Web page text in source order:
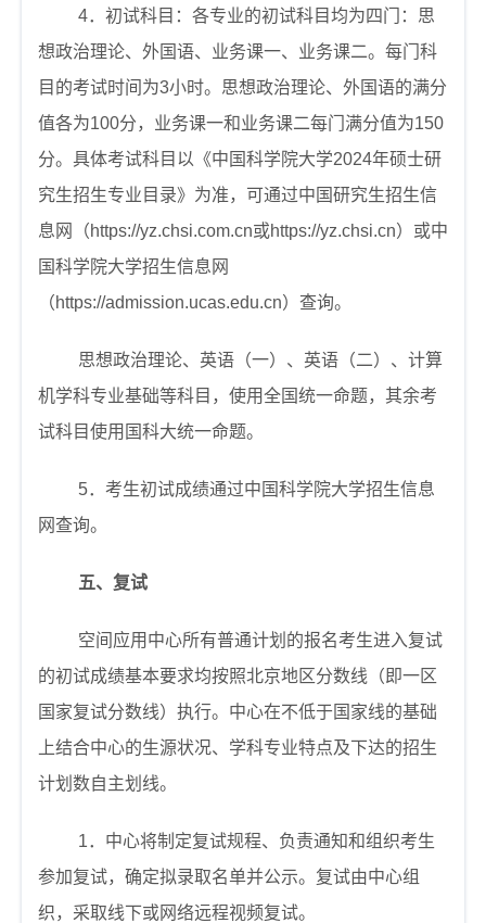
4．初试科目：各专业的初试科目均为四门：思
想政治理论、外国语、业务课一、业务课二。每门科
目的考试时间为3小时。思想政治理论、外国语的满分
值各为100分，业务课一和业务课二每门满分值为150
分。具体考试科目以《中国科学院大学2024年硕士研
究生招生专业目录》为准，可通过中国研究生招生信
息网（https://yz.chsi.com.cn或https://yz.chsi.cn）或中
国科学院大学招生信息网
（https://admission.ucas.edu.cn）查询。
思想政治理论、英语（一）、英语（二）、计算
机学科专业基础等科目，使用全国统一命题，其余考
试科目使用国科大统一命题。
5．考生初试成绩通过中国科学院大学招生信息
网查询。
五、复试
空间应用中心所有普通计划的报名考生进入复试
的初试成绩基本要求均按照北京地区分数线（即一区
国家复试分数线）执行。中心在不低于国家线的基础
上结合中心的生源状况、学科专业特点及下达的招生
计划数自主划线。
1．中心将制定复试规程、负责通知和组织考生
参加复试，确定拟录取名单并公示。复试由中心组
织，采取线下或网络远程视频复试。